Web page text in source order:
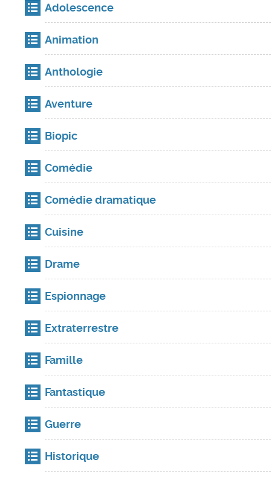
Adolescence
Animation
Anthologie
Aventure
Biopic
Comédie
Comédie dramatique
Cuisine
Drame
Espionnage
Extraterrestre
Famille
Fantastique
Guerre
Historique